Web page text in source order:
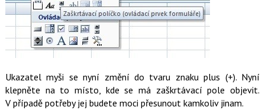
Ukazatel myši se nyní změní do tvaru znaku plus (+). Nyní
klepněte na to místo, kde se má zaškrtávací pole objevit.
V případě potřeby jej budete moci přesunout kamkoliv jinam.